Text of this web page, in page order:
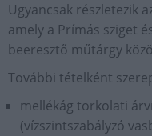
Ugyancsak részletezik
amely a Prímás sziget
beeresztő műtárgy
További tételként
mellékág torkolati
(vízszintszabályzó